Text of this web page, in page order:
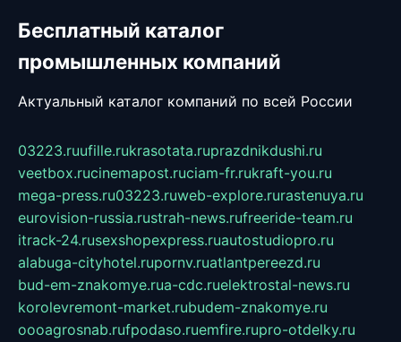
Бесплатный каталог
промышленных компаний
Актуальный каталог компаний по всей России
03223.ruufille.rukrasotata.ruprazdnikdushi.ru
veetbox.rucinemapost.ruciam-fr.rukraft-you.ru
mega-press.ru03223.ruweb-explore.rurastenuya.ru
eurovision-russia.rustrah-news.rufreeride-team.ru
itrack-24.rusexshopexpress.ruautostudiopro.ru
alabuga-cityhotel.rupornv.ruatlantpereezd.ru
bud-em-znakomye.rua-cdc.ruelektrostal-news.ru
korolevremont-market.rubudem-znakomye.ru
oooagrosnab.rufpodaso.ruemfire.rupro-otdelky.ru